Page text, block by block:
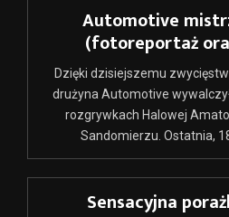
Automotive
(fotoreportaż
Dzięki dzisiejszemu
drużyna Automotive
rozgrywkach Halowej
Sandomierzu. Ostatnia,
Sensacyjna